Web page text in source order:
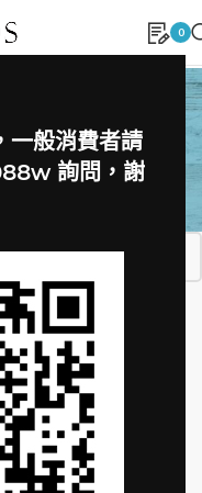
一般消費者請
詢問，謝
0